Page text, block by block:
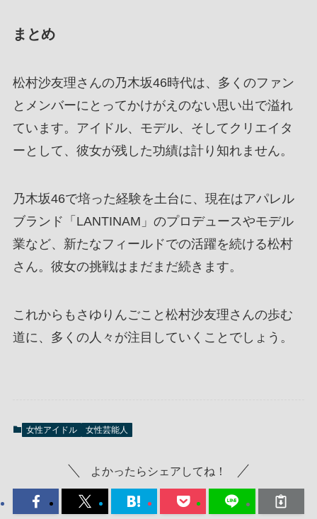
まとめ
松村沙友理さんの乃木坂46時代は、多くのファン
とメンバーにとってかけがえのない思い出で溢れ
ています。アイドル、モデル、そしてクリエイタ
ーとして、彼女が残した功績は計り知れません。
乃木坂46で培った経験を土台に、現在はアパレル
ブランド「LANTINAM」のプロデュースやモデル
業など、新たなフィールドでの活躍を続ける松村
さん。彼女の挑戦はまだまだ続きます。
これからもさゆりんごこと松村沙友理さんの歩む
道に、多くの人々が注目していくことでしょう。
女性アイドル 女性芸能人
よかったらシェアしてね！